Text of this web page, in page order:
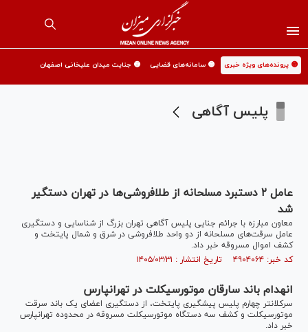
🟡 پرونده‌های ویژه خبری 🟡 سامانه‌های قضایی 🟡 جنایت میدان علیخانی اصفهان
پلیس آگاهی
عامل ۲ دستبرد مسلحانه از طلافروشی‌ها در تهران دستگیر
شد
معاون مبارزه با جرائم جنایی پلیس آگاهی تهران بزرگ از شناسایی و دستگیری
عامل سرقت‌های مسلحانه از دو واحد طلافروشی در شرق و شمال پایتخت و
کشف اموال مسروقه خبر داد.
کد خبر: ۴۹۰۴۰۶۴ تاریخ انتشار : ۱۴۰۵/۰۳/۳۱
انهدام باند سارقان موتورسیکلت در تهرانپارس
سرکلانتر چهارم پلیس پیشگیری پایتخت، از دستگیری اعضای یک باند سرقت
موتورسیکلت و کشف سه دستگاه موتورسیکلت مسروقه در محدوده تهرانپارس
خبر داد.